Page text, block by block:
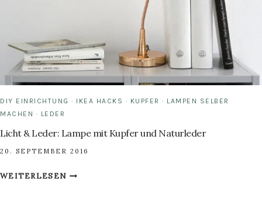
DIY EINRICHTUNG · IKEA HACKS · KUPFER · LAMPEN SELBER
MACHEN · LEDER
Licht & Leder: Lampe mit Kupfer und Naturleder
20. SEPTEMBER 2016
WEITERLESENLICHT